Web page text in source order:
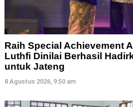
Raih Special Achievement
Luthfi Dinilai Berhasil
untuk Jateng
8 Agustus 2026, 9:50 am